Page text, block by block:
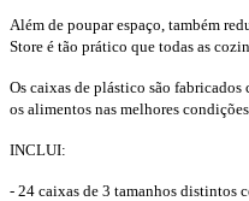
Além de poupar espaço, também
Store é tão prático que todas as
Os caixas de plástico são
os alimentos nas melhores
INCLUI:
- 24 caixas de 3 tamanhos distintos